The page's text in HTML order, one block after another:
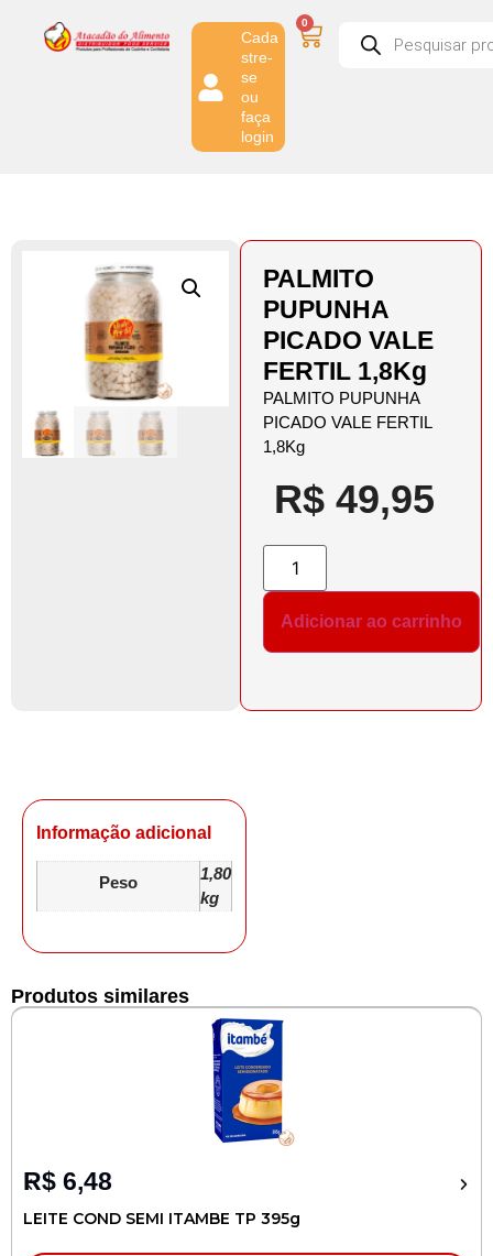
Cada
stre-
se
ou
faça
login
0
PALMITO
PUPUNHA
PICADO VALE
FERTIL 1,8Kg
PALMITO PUPUNHA
PICADO VALE FERTIL
1,8Kg
R$ 49,95
Adicionar ao carrinho
Informação adicional
Peso
1,80
kg
Produtos similares
R$ 6,48
LEITE COND SEMI ITAMBE TP 395g